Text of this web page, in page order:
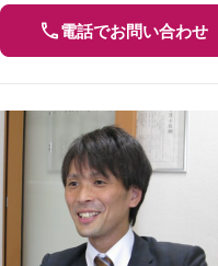
電話でお問い合わせ